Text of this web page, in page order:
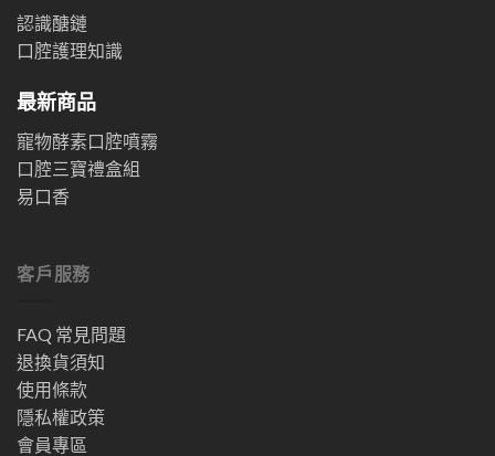
認識醣鏈
口腔護理知識
最新商品
寵物酵素口腔噴霧
口腔三寶禮盒組
易口香
客戶服務
FAQ 常見問題
退換貨須知
使用條款
隱私權政策
會員專區